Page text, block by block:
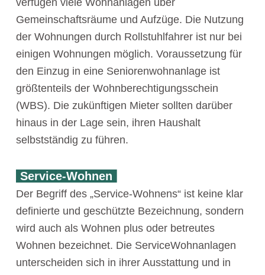
verfügen viele Wohnanlagen über
Gemeinschaftsräume und Aufzüge. Die Nutzung
der Wohnungen durch Rollstuhlfahrer ist nur bei
einigen Wohnungen möglich. Voraussetzung für
den Einzug in eine Seniorenwohnanlage ist
größtenteils der Wohnberechtigungsschein
(WBS). Die zukünftigen Mieter sollten darüber
hinaus in der Lage sein, ihren Haushalt
selbstständig zu führen.
Service-Wohnen
Der Begriff des „Service-Wohnens“ ist keine klar
definierte und geschützte Bezeichnung, sondern
wird auch als Wohnen plus oder betreutes
Wohnen bezeichnet. Die ServiceWohnanlagen
unterscheiden sich in ihrer Ausstattung und in